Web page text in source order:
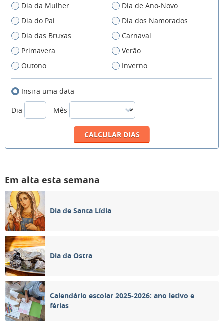
Dia da Mulher
Dia de Ano-Novo
Dia do Pai
Dia dos Namorados
Dia das Bruxas
Carnaval
Primavera
Verão
Outono
Inverno
Insira uma data
Dia
Mês
Em alta esta semana
Dia de Santa Lídia
Dia da Ostra
Calendário escolar 2025-2026: ano letivo e
férias